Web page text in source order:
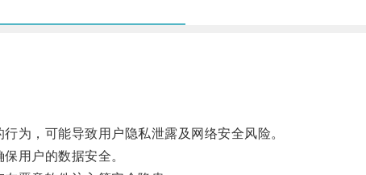
，可能导致用户隐私泄露及网络安全风险。
用户的数据安全。